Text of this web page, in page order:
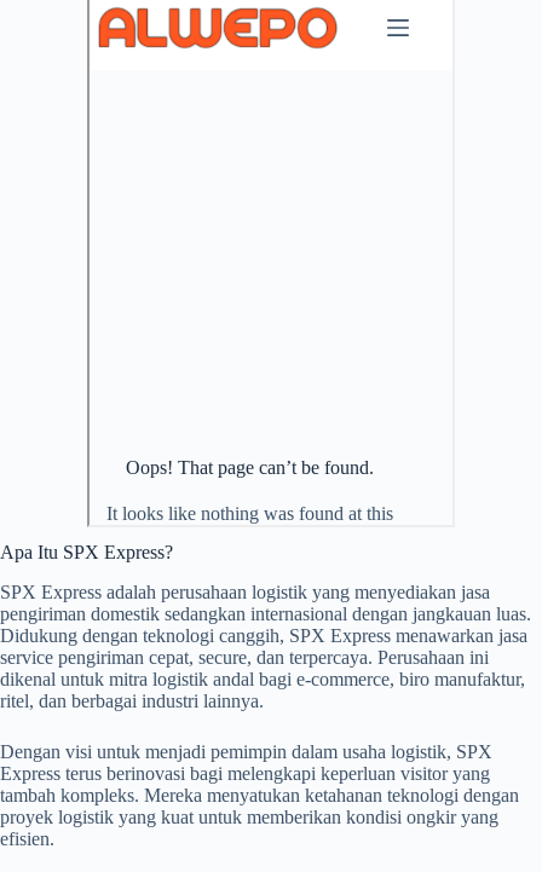
Apa Itu SPX Express?
SPX Express adalah perusahaan logistik yang menyediakan jasa
pengiriman domestik sedangkan internasional dengan jangkauan luas.
Didukung dengan teknologi canggih, SPX Express menawarkan jasa
service pengiriman cepat, secure, dan terpercaya. Perusahaan ini
dikenal untuk mitra logistik andal bagi e-commerce, biro manufaktur,
ritel, dan berbagai industri lainnya.
Dengan visi untuk menjadi pemimpin dalam usaha logistik, SPX
Express terus berinovasi bagi melengkapi keperluan visitor yang
tambah kompleks. Mereka menyatukan ketahanan teknologi dengan
proyek logistik yang kuat untuk memberikan kondisi ongkir yang
efisien.